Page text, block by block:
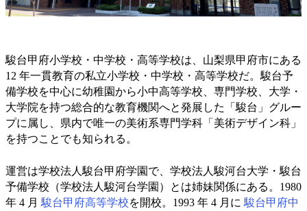
駿台甲府小学校・中学校・高等学校は、山梨県甲府市にある
12 年一貫教育の私立小学校・中学校・高等学校だ。駿台予
備学校を中心に幼稚園から小中高等学校、専門学校、大学・
大学院を持つ総合的な教育機関へと発展した「駿台」グルー
プに属し、県内で唯一の美術系専門学科「美術デザイン科」
を持つことでも知られる。
運営は学校法人駿台甲府学園で、学校法人駿河台大学・駿台
予備学校（学校法人駿河台学園）とは姉妹関係にある。1980
年 4 月 駿台甲府高等学校を開校。1993 年 4 月に 駿台甲府中